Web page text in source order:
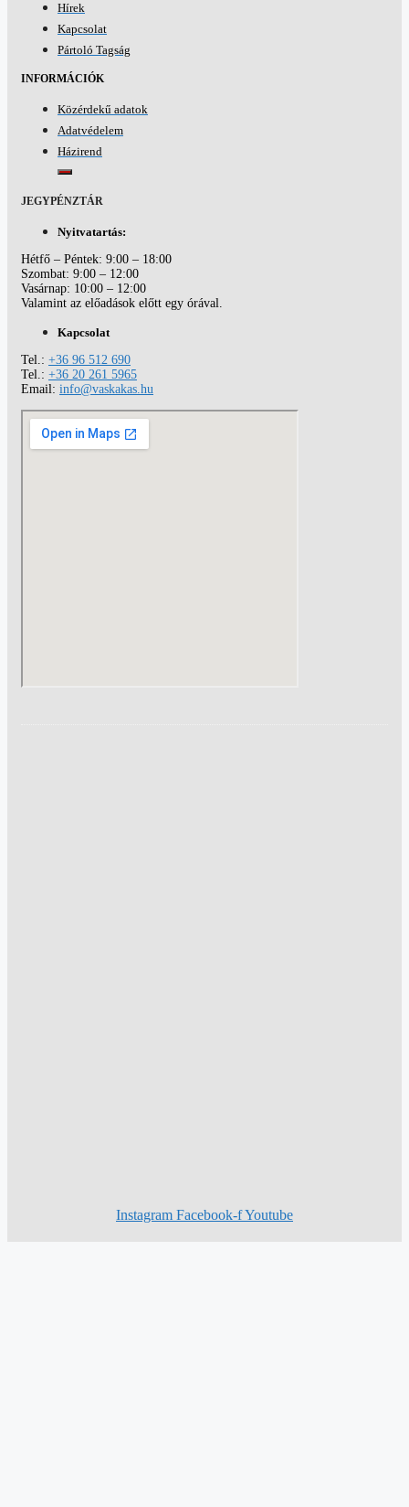
Hírek
Kapcsolat
Pártoló Tagság
INFORMÁCIÓK
Közérdekű adatok
Adatvédelem
Házirend
JEGYPÉNZTÁR
Nyitvatartás:
Hétfő – Péntek: 9:00 – 18:00
Szombat: 9:00 – 12:00
Vasárnap: 10:00 – 12:00
Valamint az előadások előtt egy órával.
Kapcsolat
Tel.: +36 96 512 690
Tel.: +36 20 261 5965
Email: info@vaskakas.hu
Instagram Facebook-fYoutube